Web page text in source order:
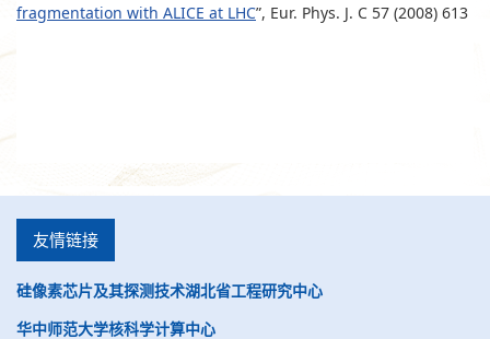
fragmentation with ALICE at LHC”, Eur. Phys. J. C 57 (2008) 613
友情链接
硅像素芯片及其探测技术湖北省工程研究中心
华中师范大学核科学计算中心